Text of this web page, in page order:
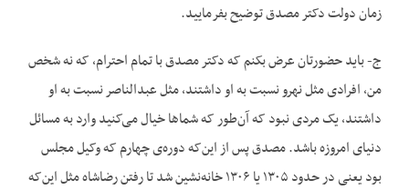
زمان دولت دکتر مصدق توضیح بفرمایید.
ج- باید حضورتان عرض بکنم که دکتر مصدق با تمام احترام، که نه شخص
من، افرادی مثل نهرو نسبت به او داشتند، مثل عبدالناصر نسبت به او
داشتند، یک مردی نبود که آن‌طور که شماها خیال می‌کنید وارد به مسائل
دنیای امروزه باشد. مصدق پس از این‌که دوره‌ی چهارم که وکیل مجلس
بود یعنی در حدود ۱۳۰۵ یا ۱۳۰۶ خانه‌نشین شد تا رفتن رضاشاه مثل این‌که